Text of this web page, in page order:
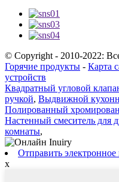
© Copyright - 2010-2022:
Горячие продукты - Карта
устройств
Квадратный угловой
ручкой, Выдвижной
Полированный
Настенный смеситель для
комнаты,
Отправить
x